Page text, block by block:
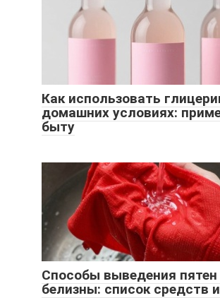
Как использовать
домашних условиях:
быту
Способы выведения пятен
белизны: список средств